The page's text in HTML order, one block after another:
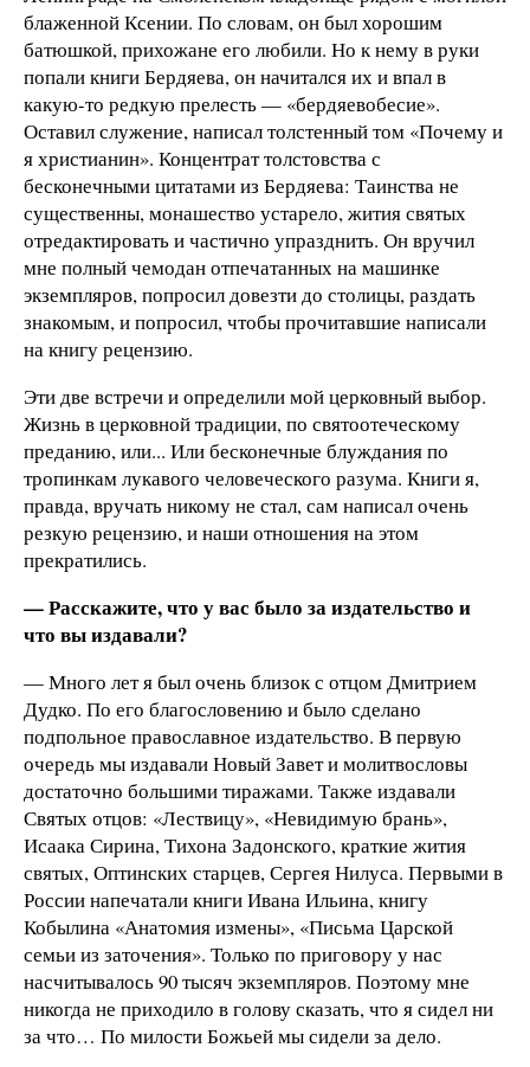
блаженной Ксении. По словам, он был хорошим
батюшкой, прихожане его любили. Но к нему в руки
попали книги Бердяева, он начитался их и впал в
какую-то редкую прелесть — «бердяевобесие».
Оставил служение, написал толстенный том «Почему и
я христианин». Концентрат толстовства с
бесконечными цитатами из Бердяева: Таинства не
существенны, монашество устарело, жития святых
отредактировать и частично упразднить. Он вручил
мне полный чемодан отпечатанных на машинке
экземпляров, попросил довезти до столицы, раздать
знакомым, и попросил, чтобы прочитавшие написали
на книгу рецензию.
Эти две встречи и определили мой церковный выбор.
Жизнь в церковной традиции, по святоотеческому
преданию, или... Или бесконечные блуждания по
тропинкам лукавого человеческого разума. Книги я,
правда, вручать никому не стал, сам написал очень
резкую рецензию, и наши отношения на этом
прекратились.
— Расскажите, что у вас было за издательство и
что вы издавали?
— Много лет я был очень близок с отцом Дмитрием
Дудко. По его благословению и было сделано
подпольное православное издательство. В первую
очередь мы издавали Новый Завет и молитвословы
достаточно большими тиражами. Также издавали
Святых отцов: «Лествицу», «Невидимую брань»,
Исаака Сирина, Тихона Задонского, краткие жития
святых, Оптинских старцев, Сергея Нилуса. Первыми в
России напечатали книги Ивана Ильина, книгу
Кобылина «Анатомия измены», «Письма Царской
семьи из заточения». Только по приговору у нас
насчитывалось 90 тысяч экземпляров. Поэтому мне
никогда не приходило в голову сказать, что я сидел ни
за что… По милости Божьей мы сидели за дело.